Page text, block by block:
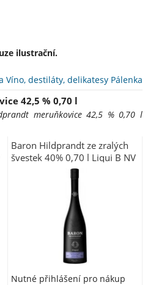
ilustrační.
destiláty, delikatesy Pálenka
42,5 % 0,70 l
meruňkovice 42,5 % 0,70 l
Baron Hildprandt ze zralých
švestek 40% 0,70 l Liqui B NV
Nutné přihlášení pro nákup